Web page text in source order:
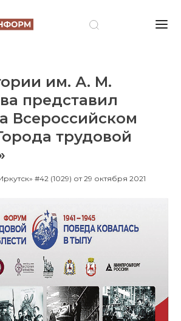
им. А. М.
представил
Всероссийском
трудовой
#42 (1029) от 29 октября 2021